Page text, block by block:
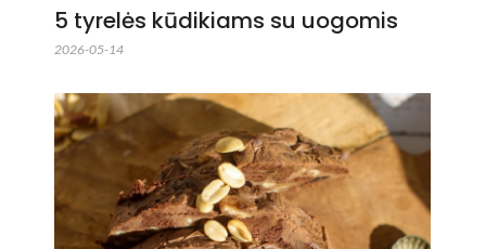
5 tyrelės kūdikiams su uogomis
2026-05-14